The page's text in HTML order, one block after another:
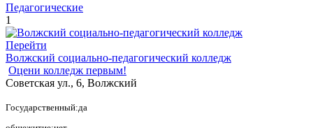
Педагогические
1
Перейти
Волжский социально-педагогический колледж
Оцени колледж первым!
Советская ул., 6, Волжский
Государственный:да